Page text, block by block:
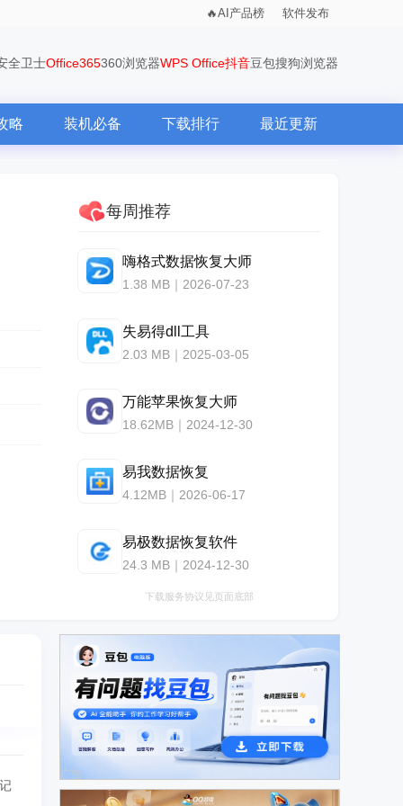
AI产品榜 软件发布
全卫士Office365360浏览器WPS Office抖音豆包搜狗浏览器
略 装机必备 下载排行 最近更新
每周推荐
嗨格式数据恢复大师
1.38 MB｜2026-07-23
失易得dll工具
2.03 MB｜2025-03-05
万能苹果恢复大师
18.62MB｜2024-12-30
易我数据恢复
4.12MB｜2026-06-17
易极数据恢复软件
24.3 MB｜2024-12-30
下载服务协议见页面底部
广告